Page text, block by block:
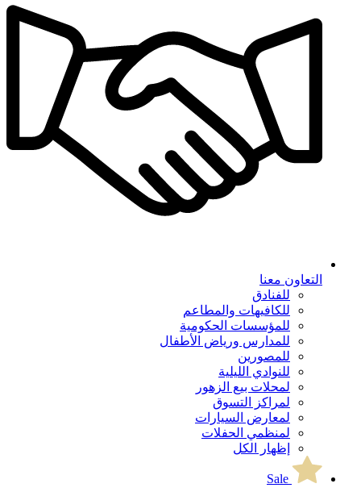
التعاون معنا
للفنادق
للكافيهات والمطاعم
للمؤسسات الحكومية
للمدارس ورياض الأطفال
للمصورين
للنوادي الليلية
لمحلات بيع الزهور
لمراكز التسوق
لمعارض السيارات
لمنظمي الحفلات
إظهار الكل